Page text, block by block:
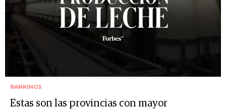
RANKINGS
Estas son las provincias con mayor